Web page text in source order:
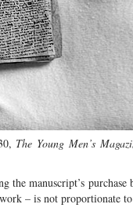
The Young Men’s
manuscript’s purchase
– is not proportionate